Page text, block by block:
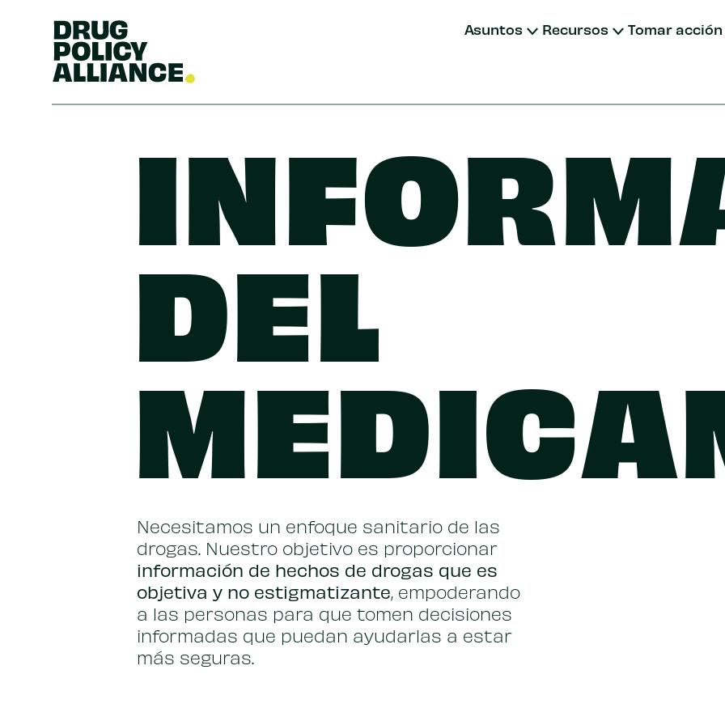
Asuntos Recursos Tomar acción
Unirse
Fondos
Otras
DEL
Necesitamos un enfoque sanitario de las
drogas. Nuestro objetivo es proporcionar
información de hechos de drogas que es
objetiva y no estigmatizante, empoderando
a las personas para que tomen decisiones
informadas que puedan ayudarlas a estar
más seguras.